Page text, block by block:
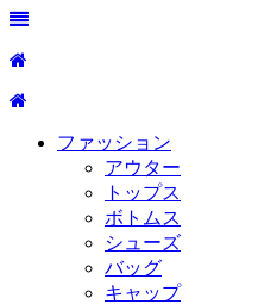
ファッション
アウター
トップス
ボトムス
シューズ
バッグ
キャップ